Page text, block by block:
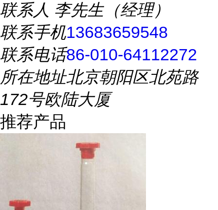
联系人 李先生（经理）
联系手机13683659548
联系电话86-010-64112272
所在地址北京朝阳区北苑路
172号欧陆大厦
推荐产品